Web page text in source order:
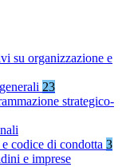
su organizzazione e
23
strategico-
codice di condotta 3
e imprese